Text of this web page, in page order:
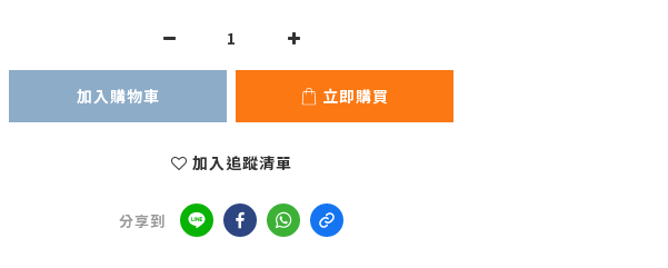
加入購物車 立即購買
加入追蹤清單
分享到